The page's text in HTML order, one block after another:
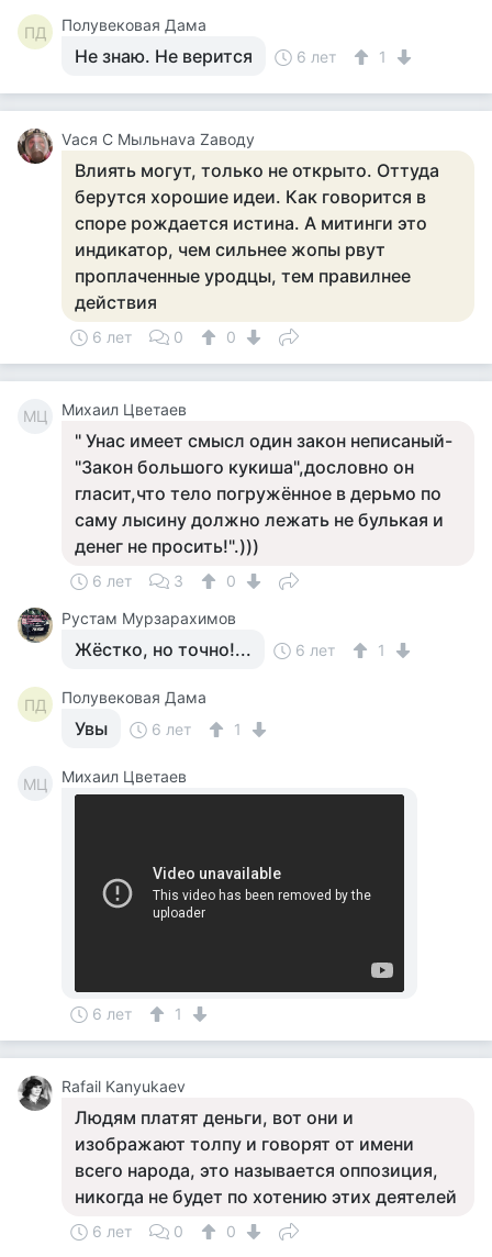
ПД Полувековая Дама
Не знаю. Не верится 6 лет 1
Vася С Мыльнаvа Zаводу
Влиять могут, только не открыто. Оттуда
берутся хорошие идеи. Как говорится в
споре рождается истина. А митинги это
индикатор, чем сильнее жопы рвут
проплаченные уродцы, тем правилнее
действия
6 лет 0 0
МЦ Михаил Цветаев
" Унас имеет смысл один закон неписаный-
"Закон большого кукиша",дословно он
гласит,что тело погружённое в дерьмо по
саму лысину должно лежать не булькая и
денег не просить!".)))
6 лет 3
0
Рустам Мурзарахимов
Жёстко, но точно!... 6 лет 1
ПД Полувековая Дама
Увы 6 лет 1
МЦ Михаил Цветаев
6 лет 1
Rafail Kanyukaev
Людям платят деньги, вот они и
изображают толпу и говорят от имени
всего народа, это называется оппозиция,
никогда не будет по хотению этих деятелей
6 лет 0 0